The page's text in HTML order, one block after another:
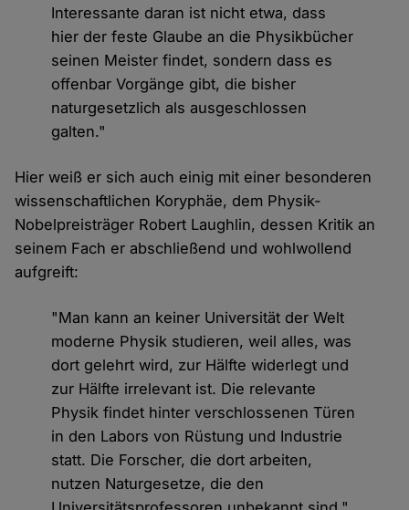
Interessante daran ist nicht etwa, dass
hier der feste Glaube an die Physikbücher
seinen Meister findet, sondern dass es
offenbar Vorgänge gibt, die bisher
naturgesetzlich als ausgeschlossen
galten."
Hier weiß er sich auch einig mit einer besonderen
wissenschaftlichen Koryphäe, dem Physik-
Nobelpreisträger Robert Laughlin, dessen Kritik an
seinem Fach er abschließend und wohlwollend
aufgreift:
"Man kann an keiner Universität der Welt
moderne Physik studieren, weil alles, was
dort gelehrt wird, zur Hälfte widerlegt und
zur Hälfte irrelevant ist. Die relevante
Physik findet hinter verschlossenen Türen
in den Labors von Rüstung und Industrie
statt. Die Forscher, die dort arbeiten,
nutzen Naturgesetze, die den